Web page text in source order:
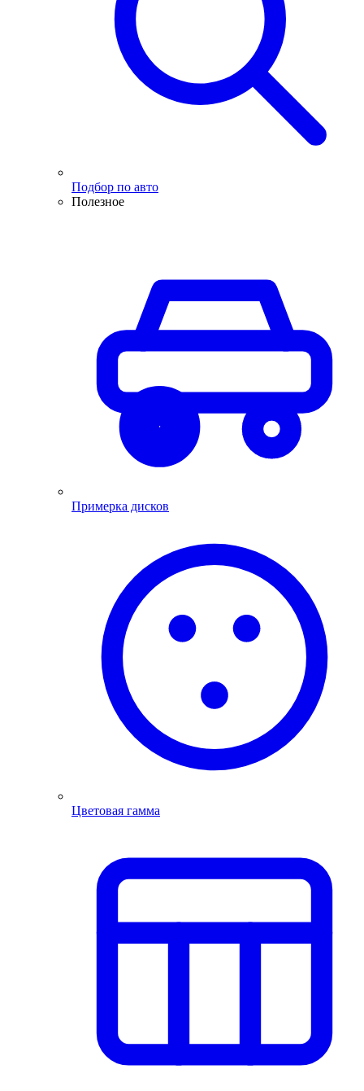
Подбор по авто
Полезное
Примерка дисков
Цветовая гамма